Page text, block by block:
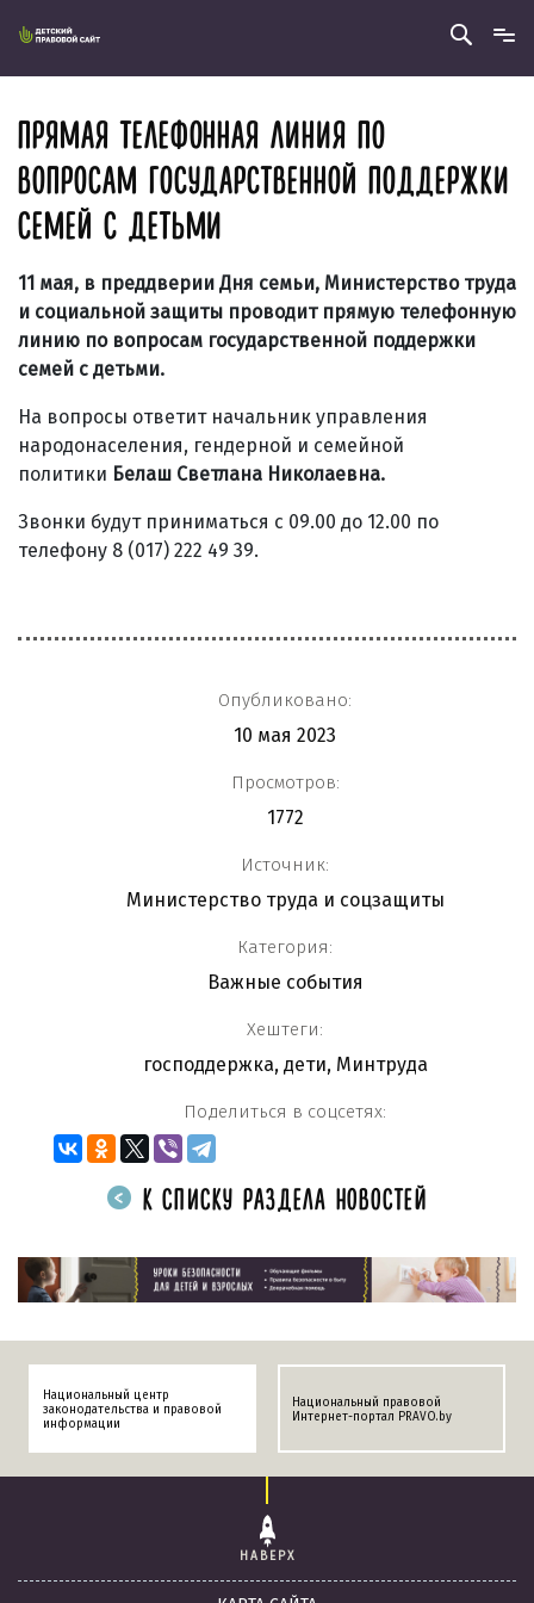
ПРЯМАЯ ТЕЛЕФОННАЯ ЛИНИЯ ПО
ВОПРОСАМ ГОСУДАРСТВЕННОЙ ПОДДЕРЖКИ
СЕМЕЙ С ДЕТЬМИ
11 мая, в преддверии Дня семьи, Министерство труда
и социальной защиты проводит прямую телефонную
линию по вопросам государственной поддержки
семей с детьми.
На вопросы ответит начальник управления
народонаселения, гендерной и семейной
политики Белаш Светлана Николаевна.
Звонки будут приниматься с 09.00 до 12.00 по
телефону 8 (017) 222 49 39.
Опубликовано:
10 мая 2023
Просмотров:
1772
Источник:
Министерство труда и соцзащиты
Категория:
Важные события
Хештеги:
господдержка, дети, Минтруда
Поделиться в соцсетях:
К СПИСКУ РАЗДЕЛА НОВОСТЕЙ
Национальный центр
законодательства и правовой
информации
Национальный правовой
Интернет-портал PRAVO.by
НАВЕРХ